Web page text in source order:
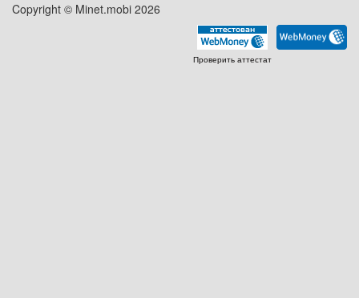
Copyright © Minet.mobi 2026
Проверить аттестат